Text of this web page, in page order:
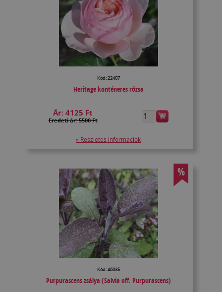
Kód: 22407
Heritage konténeres rózsa
Ár:4125 Ft
Eredeti ár: 5500 Ft
» Részletes információk
%
Kód: 46035
Purpurascens zsálya (Salvia off. Purpurascens)